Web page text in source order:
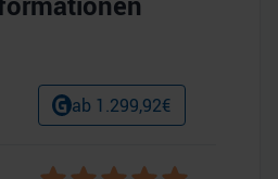
ab 1.299,92€